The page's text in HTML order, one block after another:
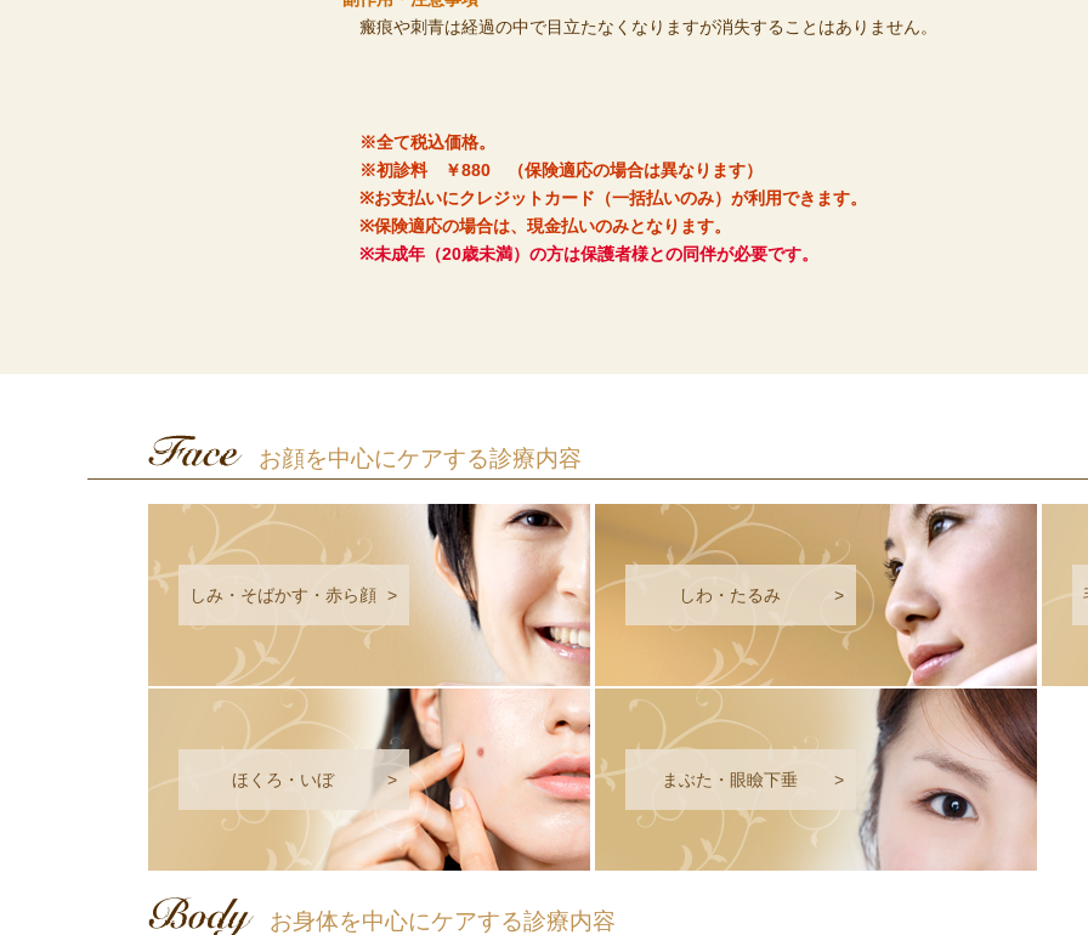
瘢痕や刺青は経過の中で目立たなくなりますが消失することはありません。
※全て税込価格。
※初診料 ￥880 （保険適応の場合は異なります）
※お支払いにクレジットカード（一括払いのみ）が利用できます。
※保険適応の場合は、現金払いのみとなります。
※未成年（20歳未満）の方は保護者様との同伴が必要です。
お顔を中心にケアする診療内容
しみ・そばかす・赤ら顔 > しわ・たるみ >
ほくろ・いぼ > まぶた・眼瞼下垂 >
お身体を中心にケアする診療内容